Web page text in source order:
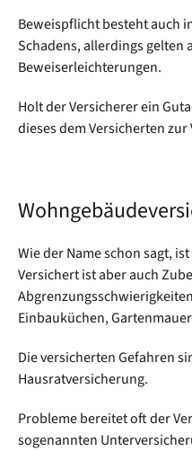
Beweispflicht besteht auch
Schadens, allerdings gelten
Beweiserleichterungen.
Holt der Versicherer ein
dieses dem Versicherten
Wie der Name schon sagt,
Versichert ist aber auch
Einbauküchen,
Die versicherten Gefahren
Hausratversicherung.
Probleme bereitet oft der
sogenannten